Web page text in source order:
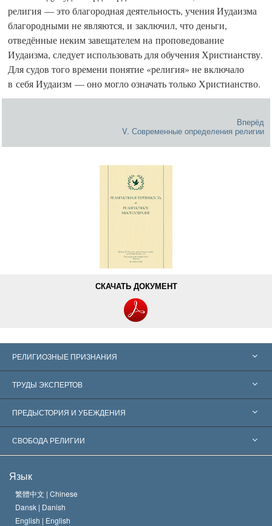
религия — это благородная деятельность, учения Иудаизма
благородными не являются, и заключил, что деньги,
отведённые неким завещателем на проповедование
Иудаизма, следует использовать для обучения Христианству.
Для судов того времени понятие «религия» не включало
в себя Иудаизм — оно могло означать только Христианство.
Вперёд
V. Современные определения религии
СКАЧАТЬ ДОКУМЕНТ
РЕЛИГИОЗНЫЕ ПРИЗНАНИЯ
Соединённые Штаты
Признания по всему миру
Знаменательные решения
ТРУДЫ ЭКСПЕРТОВ
Экспертизы по категориям
Ведущие мировые специалисты
ПРЕДЫСТОРИЯ И УБЕЖДЕНИЯ
Л. Рон Хаббард
Кредо Церкви Саентологии
Кодекс саентолога
СВОБОДА РЕЛИГИИ
Международные стандарты в области прав человека
Декларация о религии
Язык
繁體中文 | Chinese
Dansk | Danish
English | English